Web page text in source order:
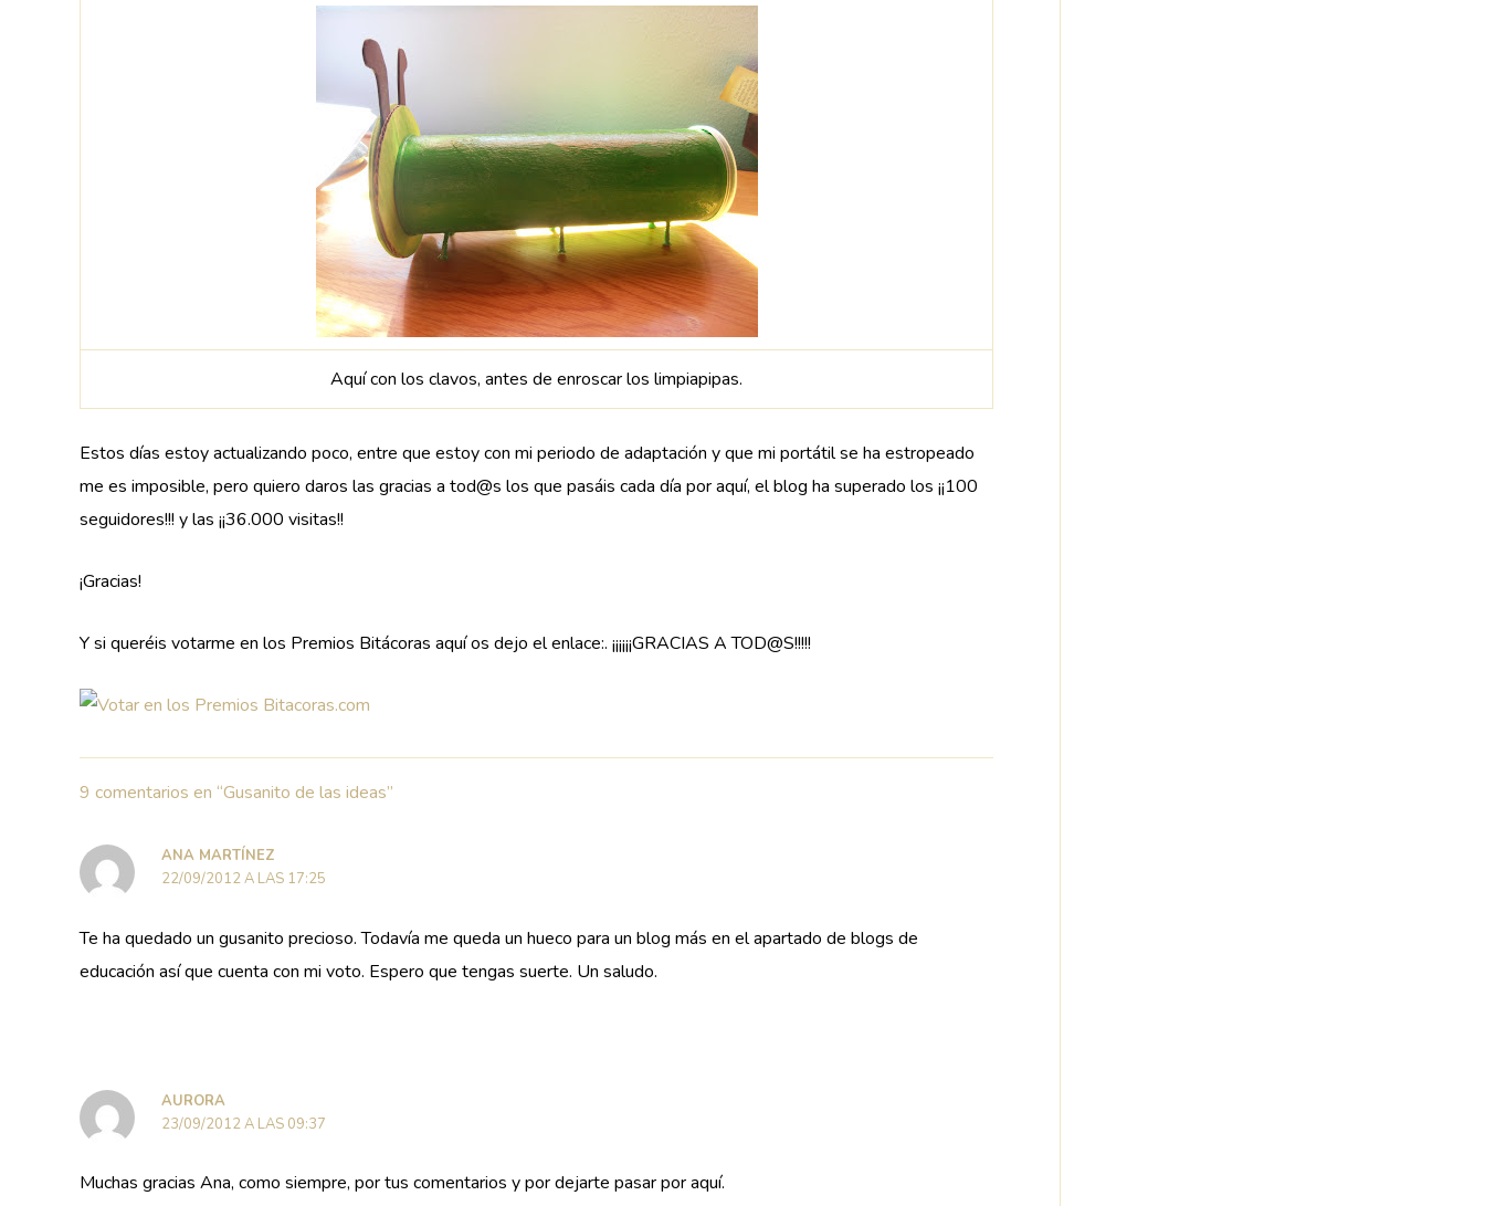
Aquí con los clavos, antes de enroscar los limpiapipas.
Estos días estoy actualizando poco, entre que estoy con mi periodo de adaptación y que mi portátil se ha estropeado
me es imposible, pero quiero daros las gracias a tod@s los que pasáis cada día por aquí, el blog ha superado los ¡¡100
seguidores!!! y las ¡¡36.000 visitas!!
¡Gracias!
Y si queréis votarme en los Premios Bitácoras aquí os dejo el enlace:. ¡¡¡¡¡¡GRACIAS A TOD@S!!!!!
9 comentarios en “Gusanito de las ideas”
ANA MARTÍNEZ
22/09/2012 A LAS 17:25
Te ha quedado un gusanito precioso. Todavía me queda un hueco para un blog más en el apartado de blogs de
educación así que cuenta con mi voto. Espero que tengas suerte. Un saludo.
AURORA
23/09/2012 A LAS 09:37
Muchas gracias Ana, como siempre, por tus comentarios y por dejarte pasar por aquí.